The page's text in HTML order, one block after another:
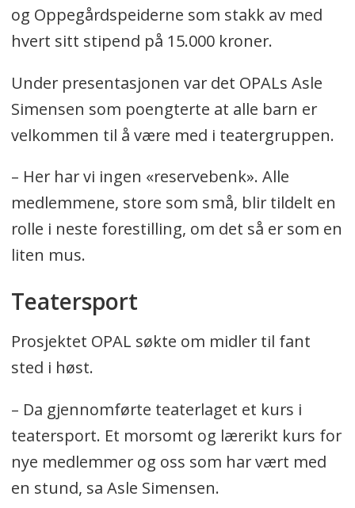
og Oppegårdspeiderne som stakk av med
hvert sitt stipend på 15.000 kroner.
Under presentasjonen var det OPALs Asle
Simensen som poengterte at alle barn er
velkommen til å være med i teatergruppen.
– Her har vi ingen «reservebenk». Alle
medlemmene, store som små, blir tildelt en
rolle i neste forestilling, om det så er som en
liten mus.
Teatersport
Prosjektet OPAL søkte om midler til fant
sted i høst.
– Da gjennomførte teaterlaget et kurs i
teatersport. Et morsomt og lærerikt kurs for
nye medlemmer og oss som har vært med
en stund, sa Asle Simensen.